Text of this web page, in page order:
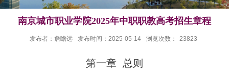
南京城市职业学院2025年中职职教高考招生章程
发布者：詹瞻远 发布时间：2025-05-14 浏览次数： 23823
第一章 总则